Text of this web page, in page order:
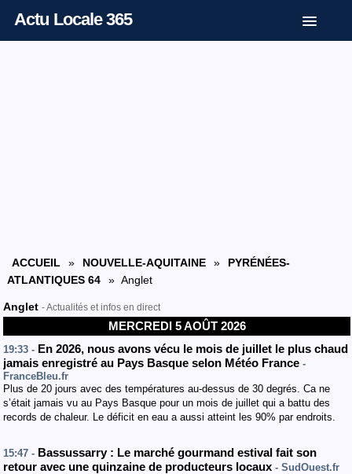
Actu Locale 365
ACCUEIL » NOUVELLE-AQUITAINE »
PYRÉNÉES-
ATLANTIQUES 64
» Anglet
Anglet - Actualités et infos en direct
MERCREDI 5 AOÛT 2026
19:33 - En 2026, nous avons vécu le mois de juillet le plus chaud
jamais enregistré au Pays Basque selon Météo France -
FranceBleu.fr
Plus de 20 jours avec des températures au-dessus de 30 degrés. Ca ne
s’était jamais vu au Pays Basque pour un mois de juillet qui a battu des
records de chaleur. Le déficit en eau a aussi atteint les 90% par endroits.
15:47 - Bassussarry : Le marché gourmand estival fait son
retour avec une quinzaine de producteurs locaux - SudOuest.fr